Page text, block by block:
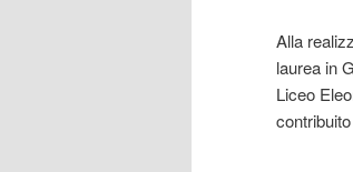
Alla
laurea in
Liceo